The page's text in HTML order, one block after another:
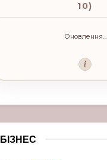
10)
Оновлення...
i
БІЗНЕС